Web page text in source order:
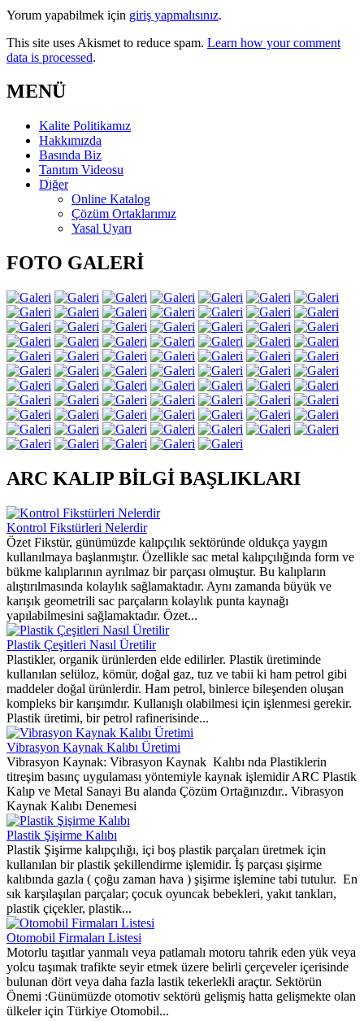
Yorum yapabilmek için giriş yapmalısınız.
This site uses Akismet to reduce spam. Learn how your comment
data is processed.
MENÜ
Kalite Politikamız
Hakkımızda
Basında Biz
Tanıtım Videosu
Diğer
Online Katalog
Çözüm Ortaklarımız
Yasal Uyarı
FOTO GALERİ
ARC KALIP BİLGİ BAŞLIKLARI
Kontrol Fikstürleri Nelerdir
Özet Fikstür, günümüzde kalıpçılık sektöründe oldukça yaygın
kullanılmaya başlanmıştır. Özellikle sac metal kalıpçılığında form ve
bükme kalıplarının ayrılmaz bir parçası olmuştur. Bu kalıpların
alıştırılmasında kolaylık sağlamaktadır. Aynı zamanda büyük ve
karışık geometrili sac parçaların kolaylık punta kaynağı
yapılabilmesini sağlamaktadır. Özet...
Plastik Çeşitleri Nasıl Üretilir
Plastikler, organik ürünlerden elde edilirler. Plastik üretiminde
kullanılan selüloz, kömür, doğal gaz, tuz ve tabii ki ham petrol gibi
maddeler doğal ürünlerdir. Ham petrol, binlerce bileşenden oluşan
kompleks bir karışımdır. Kullanışlı olabilmesi için işlenmesi gerekir.
Plastik üretimi, bir petrol rafinerisinde...
Vibrasyon Kaynak Kalıbı Üretimi
Vibrasyon Kaynak: Vibrasyon Kaynak Kalıbı nda Plastiklerin
titreşim basınç uygulaması yöntemiyle kaynak işlemidir ARC Plastik
Kalıp ve Metal Sanayi Bu alanda Çözüm Ortağınızdır.. Vibrasyon
Kaynak Kalıbı Denemesi
Plastik Şişirme Kalıbı
Plastik Şişirme kalıpçılığı, içi boş plastik parçaları üretmek için
kullanılan bir plastik şekillendirme işlemidir. İş parçası şişirme
kalıbında gazla ( çoğu zaman hava ) şişirme işlemine tabi tutulur. En
sık karşılaşılan parçalar; çocuk oyuncak bebekleri, yakıt tankları,
plastik çiçekler, plastik...
Otomobil Firmaları Listesi
Motorlu taşıtlar yanmalı veya patlamalı motoru tahrik eden yük veya
yolcu taşımak trafikte seyir etmek üzere belirli çerçeveler içerisinde
bulunan dört veya daha fazla lastik tekerlekli araçtır. Sektörün
Önemi :Günümüzde otomotiv sektörü gelişmiş hatta gelişmekte olan
ülkeler için Türkiye Otomobil...